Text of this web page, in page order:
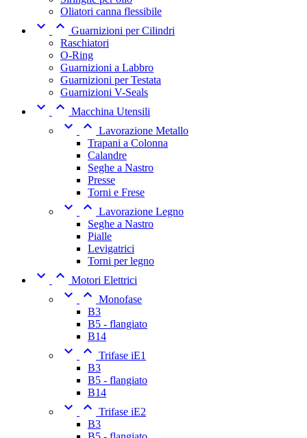
Oliatori canna flessibile
  Guarnizioni per Cilindri
Raschiatori
O-Ring
Guarnizioni a Labbro
Guarnizioni per Testata
Guarnizioni V-Seals
  Macchina Utensili
  Lavorazione Metallo
Trapani a Colonna
Calandre
Seghe a Nastro
Presse
Torni e Frese
  Lavorazione Legno
Seghe a Nastro
Pialle
Levigatrici
Torni per legno
  Motori Elettrici
  Monofase
B3
B5 - flangiato
B14
  Trifase iE1
B3
B5 - flangiato
B14
  Trifase iE2
B3